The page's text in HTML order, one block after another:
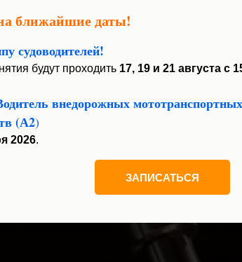
ближайшие даты!
судоводителей!
будут проходить 17, 19 и 21 августа с
внедорожных
(А2)
2026.
ЗАПИСАТЬСЯ